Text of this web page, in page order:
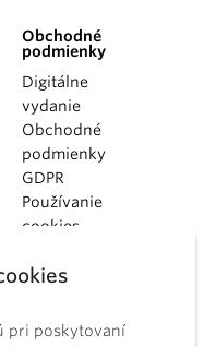
pri poskytovaní
Obchodné
podmienky
Digitálne
vydanie
Obchodné
podmienky
GDPR
Používanie
cookies